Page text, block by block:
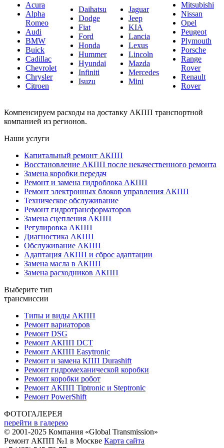
Acura
Alpha
Romeo
Audi
BMW
Buick
Cadillac
Chevrolet
Chrysler
Citroen
Daihatsu
Dodge
Fiat
Ford
Honda
Hummer
Hyundai
Infiniti
Isuzu
Jaguar
Jeep
KIA
Lancia
Lexus
Lincoln
Mazda
Mercedes
Mini
Mitsubishi
Nissan
Opel
Peugeot
Plymouth
Porsche
Range
Rover
Renault
Rover
Компенсируем расходы на доставку АКПП транспортной
компанией из регионов.
Наши услуги
Капитальный ремонт АКПП
Восстановление АКПП после некачественного ремонта
Замена коробки передач
Ремонт и замена гидроблока АКПП
Ремонт электронных блоков управления АКПП
Техническое обслуживание
Ремонт гидротрансформаторов
Замена сцепления АКПП
Регулировка АКПП
Диагностика АКПП
Обслуживание АКПП
Адаптация АКПП и сброс адаптации
Замена масла в АКПП
Замена расходников АКПП
Выберите тип
трансмиссии
Типы и виды АКПП
Ремонт вариаторов
Ремонт DSG
Ремонт АКПП DCT
Ремонт АКПП Easytronic
Ремонт и замена КПП Durashift
Ремонт гидромеханической коробки
Ремонт коробки робот
Ремонт АКПП Tiptronic и Steptronic
Ремонт PowerShift
ФОТОГАЛЕРЕЯ
перейти в галерею
© 2001-2025 Компания «Global Transmission»
Ремонт АКПП №1 в Москве Карта сайта